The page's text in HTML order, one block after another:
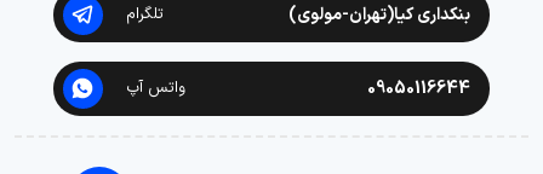
بنکداری کیا(تهران-مولوی) تلگرام
09050116644 واتس آپ